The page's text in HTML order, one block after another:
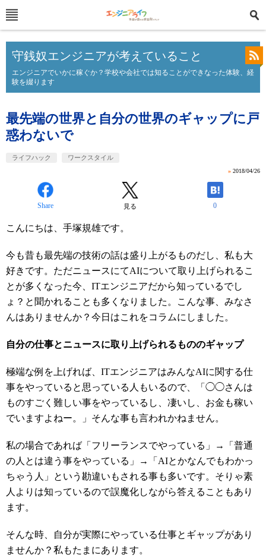
守銭奴エンジニアが考えていること
エンジニアでいかに稼ぐか？学校や会社では知ることができなった体験、経
験を綴ります
最先端の世界と自分の世界のギャップに戸
惑わないで
ライフハック ワークスタイル
» 2018/04/26
Share 見る 0
こんにちは、手塚規雄です。
今も昔も最先端の技術の話は盛り上がるものだし、私も大
好きです。ただニュースにてAIについて取り上げられるこ
とが多くなった今、ITエンジニアだから知っているでし
ょ？と聞かれることも多くなりました。こんな事、みなさ
んはありませんか？今日はこれをコラムにしました。
自分の仕事とニュースに取り上げられるもののギャップ
極端な例を上げれば、ITエンジニアはみんなAIに関する仕
事をやっていると思っている人もいるので、「◯◯さんは
ものすごく難しい事をやっているし、凄いし、お金も稼い
でいますよねー。」そんな事も言われかねません。
私の場合であれば「フリーランスでやっている」→「普通
の人とは違う事をやっている」→「AIとかなんでもわかっ
ちゃう人」という勘違いもされる事も多いです。そりゃ素
人よりは知っているので誤魔化しながら答えることもあり
ます。
そんな時、自分が実際にやっている仕事とギャップがあり
ませんか？私もたまにあります。